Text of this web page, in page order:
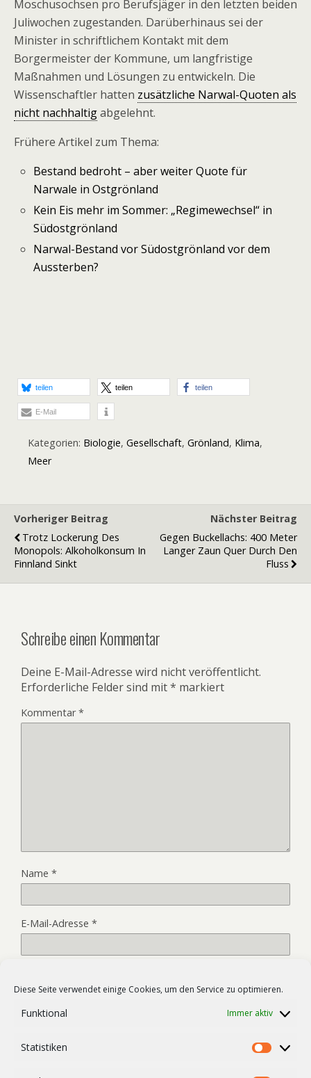
Diese Seite verwendet einige Cookies, um den Service zu optimieren.
Funktional Immer aktiv
Statistiken
Moschusochsen pro Berufsjäger in den letzten beiden
Juliwochen zugestanden. Darüberhinaus sei der
Minister in schriftlichem Kontakt mit dem
Borgermeister der Kommune, um langfristige
Maßnahmen und Lösungen zu entwickeln. Die
Wissenschaftler hatten zusätzliche Narwal-Quoten als
nicht nachhaltigabgelehnt.
Frühere Artikel zum Thema:
Bestand bedroht – aber weiter Quote für
Narwale in Ostgrönland
Kein Eis mehr im Sommer: „Regimewechsel“ in
Südostgrönland
Narwal-Bestand vor Südostgrönland vor dem
Aussterben?
teilen teilen teilen
E-Mail
Kategorien: Biologie, Gesellschaft, Grönland, Klima,
Meer
Vorheriger Beitrag
Trotz Lockerung Des
Monopols: Alkoholkonsum In
Finnland Sinkt
Nächster Beitrag
Gegen Buckellachs: 400 Meter
Langer Zaun Quer Durch Den
Fluss
Schreibe einen Kommentar
Deine E-Mail-Adresse wird nicht veröffentlicht.
Erforderliche Felder sind mit* markiert
Kommentar*
Name *
E-Mail-Adresse *
meinen nächsten Kommentar speichern.